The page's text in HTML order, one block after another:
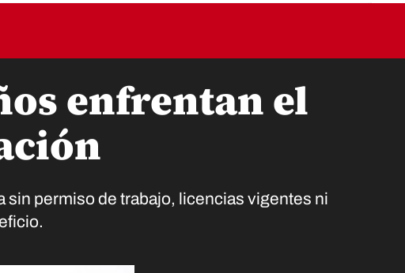
enfrentan el
sin permiso de trabajo, licencias vigentes ni